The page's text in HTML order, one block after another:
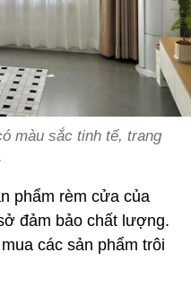
màu sắc tinh tế, trang
phẩm rèm cửa của
đảm bảo chất lượng.
các sản phẩm trôi